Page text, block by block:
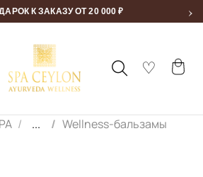
К ЗАКАЗУ ОТ 20 000 ₽ ›
... Wellness-бальзамы